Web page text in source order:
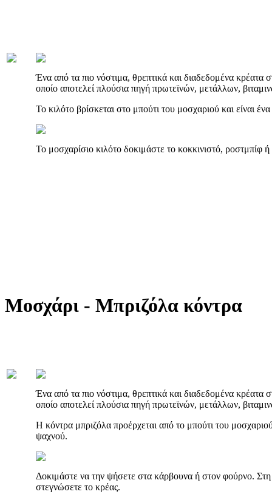
Ένα από τα πιο νόστιμα, θρεπτικά και διαδεδομένα κρέατα
οποίο αποτελεί πλούσια πηγή πρωτεϊνών, μετάλλων,
Το κιλότο βρίσκεται στο μπούτι του μοσχαριού και είναι
Το μοσχαρίσιο κιλότο δοκιμάστε το κοκκινιστό, ροστμπίφ
Μοσχάρι - Μπριζόλα κόντρα
Ένα από τα πιο νόστιμα, θρεπτικά και διαδεδομένα κρέατα
οποίο αποτελεί πλούσια πηγή πρωτεϊνών, μετάλλων,
Η κόντρα μπριζόλα προέρχεται από το μπούτι του μοσχαριού
ψαχνού.
Δοκιμάστε να την ψήσετε στα κάρβουνα ή στον φούρνο.
στεγνώσετε το κρέας.